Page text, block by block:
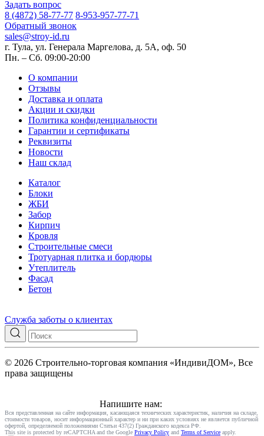
Задать вопрос
8 (4872) 58-77-77 8-953-957-77-71
Обратный звонок
sales@stroy-id.ru
г. Тула, ул. Генерала Маргелова, д. 5А, оф. 50
Пн. – Cб. 09:00-20:00
О компании
Отзывы
Доставка и оплата
Акции и скидки
Политика конфиденциальности
Гарантии и сертификаты
Реквизиты
Новости
Наш склад
Каталог
Блоки
ЖБИ
Забор
Кирпич
Кровля
Строительные смеси
Тротуарная плитка и бордюры
Утеплитель
Фасад
Бетон
Служба заботы о клиентах
© 2026 Строительно-торговая компания «ИндивиДОМ», Все
права защищены
Напишите нам:
Вся представленная на сайте информация, касающаяся технических характеристик, наличия на складе,
стоимости товаров, носит информационный характер и ни при каких условиях не является публичной
офертой, определяемой положениями Статьи 437(2) Гражданского кодекса РФ.
This site is protected by reCAPTCHA and the Google Privacy Policy and Terms of Service apply.